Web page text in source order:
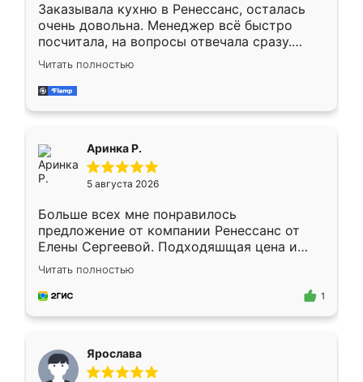
Заказывала кухню в Ренессанс, осталась
очень довольна. Менеджер всё быстро
посчитала, на вопросы отвечала сразу.
Замерщик приехал в субботу, подошёл к
делу со всей ответственностью. Собрали
за день, ребята работали аккуратно, даже
Читать полностью
Аринка Р.
5 августа 2026
Больше всех мне понравилось
предложение от компании Ренессанс от
Елены Сергеевой. Подходяшщая цена и
короткие сроки изготовления. Приехавший
для замера сотрудник Владислав
предложил по моему эскизу самый
Читать полностью
1
Ярослава